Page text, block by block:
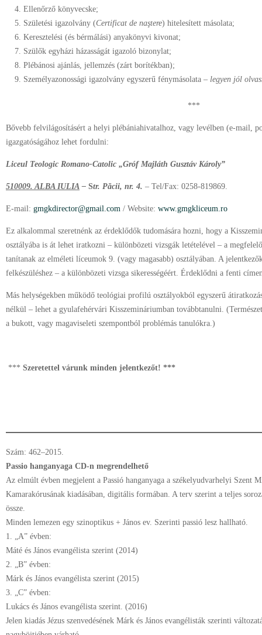
Ellenőrző könyvecske;
Születési igazolvány (Certificat de naştere) hitelesített másolata;
Keresztelési (és bérmálási) anyakönyvi kivonat;
Szülők egyházi házasságát igazoló bizonylat;
Plébánosi ajánlás, jellemzés (zárt borítékban);
Személyazonossági igazolvány egyszerű fénymásolata – legyen jól
***
Bővebb felvilágosításért a helyi plébániahivatalhoz, vagy levélben (e-mail,
igazgatóságához lehet fordulni:
Liceul Teologic Romano-Catolic „Gróf Majláth Gusztáv Károly”
510009. ALBA IULIA – Str. Păcii, nr. 4. – Tel/Fax: 0258-819869.
E-mail: gmgkdirector@gmail.com / Website: www.gmgkliceum.ro
Ez alkalommal szeretnénk az érdeklődők tudomására hozni, hogy a
osztályába is át lehet iratkozni – különbözeti vizsgák letételével – a
tanítanak az elméleti líceumok 9. (vagy magasabb) osztályában. A
felkészüléshez – a különbözeti vizsga sikerességéért. Érdeklődni a fenti
Más helységekben működő teológiai profilú osztályokból egyszerű
nélkül – lehet a gyulafehérvári Kisszemináriumban továbbtanulni.
a bukott, vagy magaviseleti szempontból problémás tanulókra.)
*** Szeretettel várunk minden jelentkezőt! ***
Szám: 462–2015.
Passio hanganyaga CD-n megrendelhető
Az elmúlt évben megjelent a Passió hanganyaga a székelyudvarhelyi Szent
Kamarakórusának kiadásában, digitális formában. A terv szerint a teljes
össze.
Minden lemezen egy szinoptikus + János ev. Szerinti passió lesz hallható.
1. „A” évben:
Máté és János evangélista szerint (2014)
2. „B” évben:
Márk és János evangélista szerint (2015)
3. „C” évben:
Lukács és János evangélista szerint. (2016)
Jelen kiadás Jézus szenvedésének Márk és János evangélisták szerinti